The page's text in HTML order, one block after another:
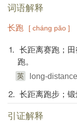
词语解释
长跑 [ cháng pǎo ]
⒈ 长距离赛跑；田
跑。
英 long-
⒉ 长距离跑步；锻
引证解释